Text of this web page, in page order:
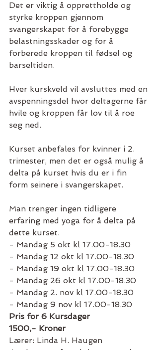
Det er viktig å opprettholde og
styrke kroppen gjennom
svangerskapet for å forebygge
belastningsskader og for å
forberede kroppen til fødsel og
barseltiden.
Hver kurskveld vil avsluttes med en
avspenningsdel hvor deltagerne får
hvile og kroppen får lov til å roe
seg ned.
Kurset anbefales for kvinner i 2.
trimester, men det er også mulig å
delta på kurset hvis du er i fin
form seinere i svangerskapet.
Man trenger ingen tidligere
erfaring med yoga for å delta på
dette kurset.
- Mandag 5 okt kl 17.00-18.30
- Mandag 12 okt kl 17.00-18.30
- Mandag 19 okt kl 17.00-18.30
- Mandag 26 okt kl 17.00-18.30
- Mandag 2. nov kl 17.00-18.30
- Mandag 9 nov kl 17.00-18.30
Pris for 6 Kursdager
1500,- Kroner
Lærer: Linda H. Haugen